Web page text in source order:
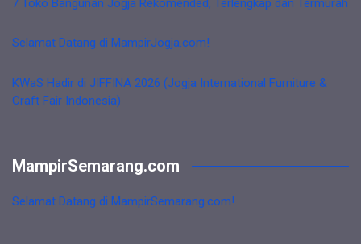
Selamat Datang di MampirJogja.com!
KWaS Hadir di JIFFINA 2026 (Jogja International Furniture &
Craft Fair Indonesia)
MampirSemarang.com
Selamat Datang di MampirSemarang.com!